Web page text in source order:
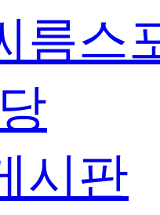
름스
시판